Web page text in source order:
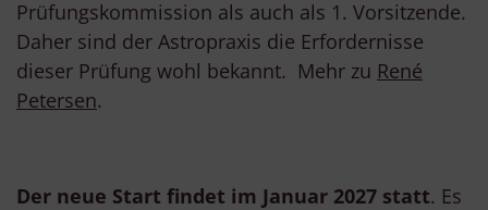
Prüfungskommission als auch als 1. Vorsitzende.
Daher sind der Astropraxis die Erfordernisse
dieser Prüfung wohl bekannt. Mehr zu René
Petersen.
Der neue Start findet im Januar 2027 statt. Es